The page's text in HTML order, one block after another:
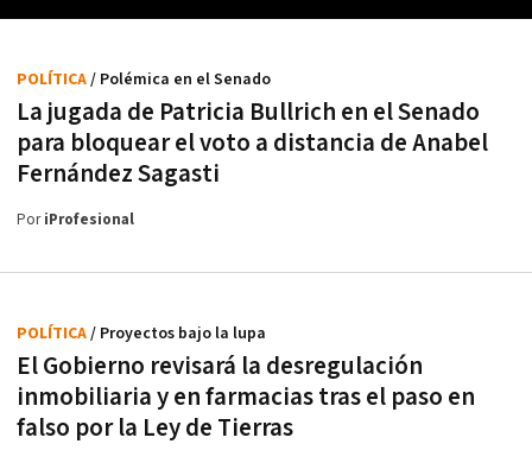
La jugada de Patricia Bullrich en el Senado
para bloquear el voto a distancia de Anabel
Fernández Sagasti
POLÍTICA/ Polémica en el Senado
PoriProfesional
El Gobierno revisará la desregulación
inmobiliaria y en farmacias tras el paso en
falso por la Ley de Tierras
POLÍTICA/ Proyectos bajo la lupa